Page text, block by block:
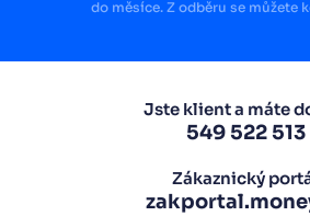
do měsíce. Z odběru se můžete
Jste klient a máte
549 522 513
Zákaznický